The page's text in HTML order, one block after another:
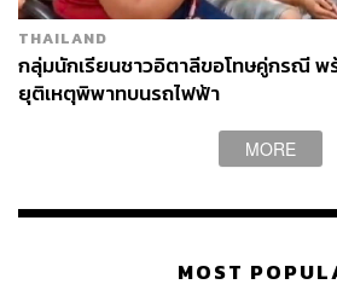
THAILAND
กลุ่มนักเรียนชาวอิตาลีขอโทษคู่กรณี พ
ยุติเหตุพิพาทบนรถไฟฟ้า
MORE
MOST